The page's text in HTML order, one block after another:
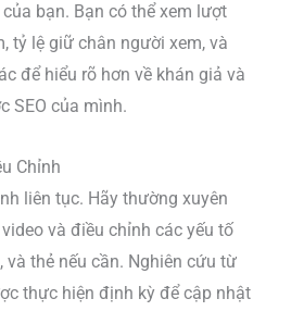
bạn. Bạn có thể xem lượt
tỷ lệ giữ chân người xem, và
để hiểu rõ hơn về khán giả và
SEO của mình.
Chỉnh
liên tục. Hãy thường xuyên
và điều chỉnh các yếu tố
và thẻ nếu cần. Nghiên cứu từ
thực hiện định kỳ để cập nhật